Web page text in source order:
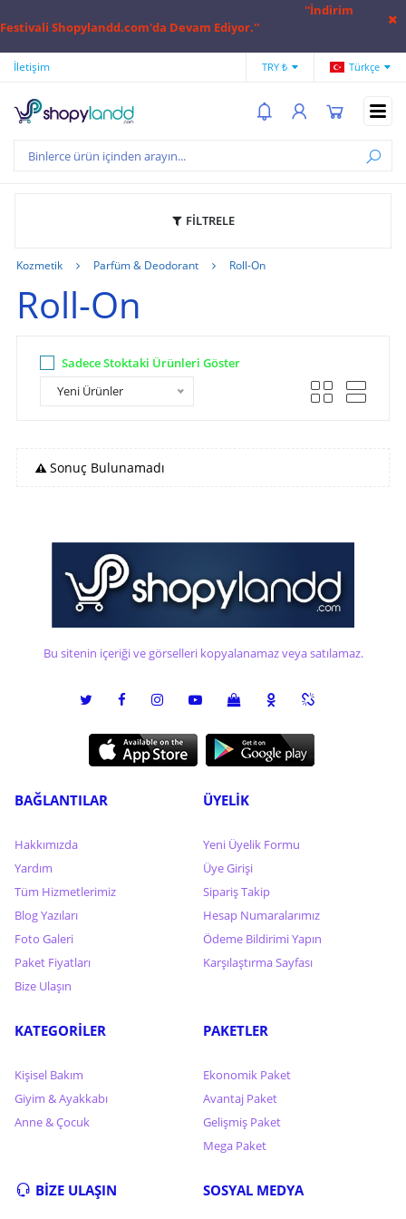
''İndirim
Festivali Shopylandd.com'da Devam Ediyor.''
İletişim Hesap Numaralarımız
TRY ₺ Türkçe
FİLTRELE
Kozmetik Parfüm & Deodorant Roll-On
Roll-On
Sadece Stoktaki Ürünleri Göster
Yeni Ürünler
Sonuç Bulunamadı
Bu sitenin içeriği ve görselleri kopyalanamaz veya satılamaz.
BAĞLANTILAR
Hakkımızda
Yardım
Tüm Hizmetlerimiz
Blog Yazıları
Foto Galeri
Paket Fiyatları
Bize Ulaşın
ÜYELİK
Yeni Üyelik Formu
Üye Girişi
Sipariş Takip
Hesap Numaralarımız
Ödeme Bildirimi Yapın
Karşılaştırma Sayfası
KATEGORİLER
Kişisel Bakım
Giyim & Ayakkabı
Anne & Çocuk
PAKETLER
Ekonomik Paket
Avantaj Paket
Gelişmiş Paket
Mega Paket
BİZE ULAŞIN SOSYAL MEDYA